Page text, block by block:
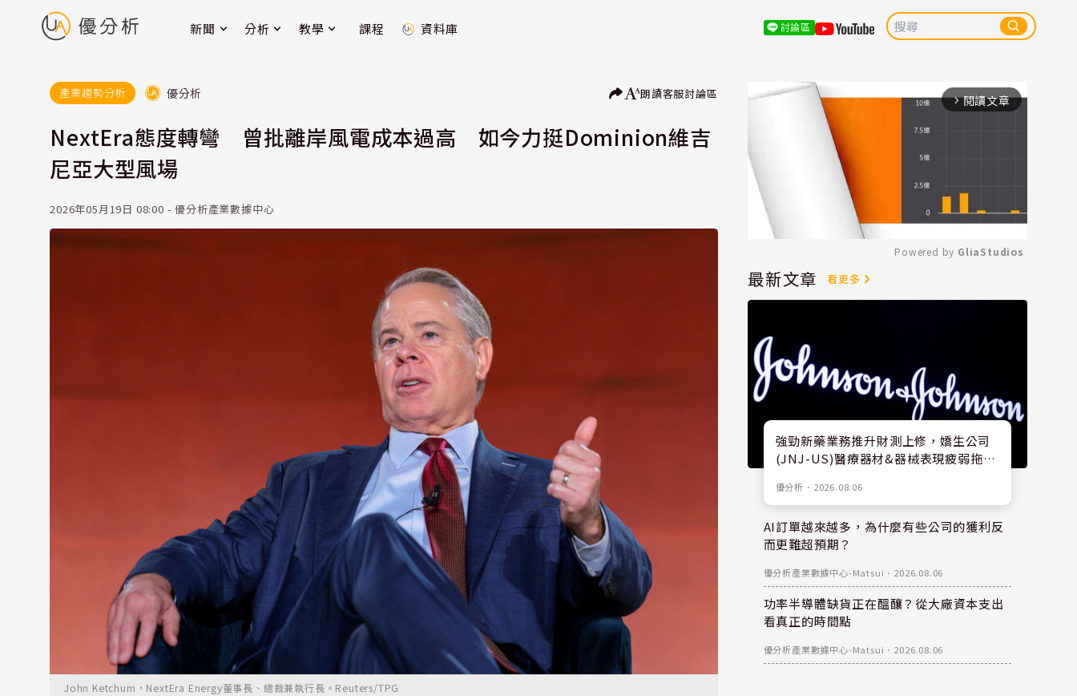
新聞 分析 教學 課程 資料庫 討論區
產業趨勢分析 優分析 朗讀客服討論區
NextEra態度轉彎 曾批離岸風電成本過高 如今力挺Dominion維吉
尼亞大型風場
2026年05月19日 08:00 - 優分析產業數據中心
John Ketchum，NextEra Energy董事長、總裁兼執行長。Reuters/TPG
arrow_forward_ios 閱讀文章
Mute
Powered by GliaStudios
最新文章 看更多
強勁新藥業務推升財測上修，嬌生公司
(JNJ-US)醫療器材&器械表現疲弱拖累
優分析 ． 2026.08.06
AI訂單越來越多，為什麼有些公司的獲利反
而更難超預期？
優分析產業數據中心-Matsui ． 2026.08.06
功率半導體缺貨正在醞釀？從大廠資本支出
看真正的時間點
優分析產業數據中心-Matsui ． 2026.08.06